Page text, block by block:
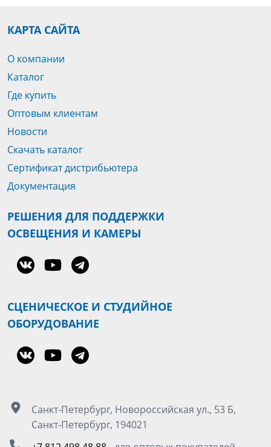
КАРТА САЙТА
О компании
Каталог
Где купить
Оптовым клиентам
Новости
Скачать каталог
Сертификат дистрибьютера
Документация
РЕШЕНИЯ ДЛЯ ПОДДЕРЖКИ
ОСВЕЩЕНИЯ И КАМЕРЫ
СЦЕНИЧЕСКОЕ И СТУДИЙНОЕ
ОБОРУДОВАНИЕ
Санкт-Петербург, Новороссийская ул., 53 Б,
Санкт-Петербург, 194021